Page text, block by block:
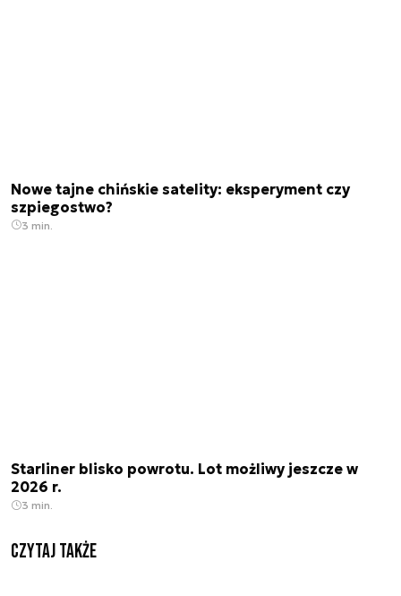
Nowe tajne chińskie satelity: eksperyment czy
szpiegostwo?
3 min.
Starliner blisko powrotu. Lot możliwy jeszcze w
2026 r.
3 min.
Czytaj także